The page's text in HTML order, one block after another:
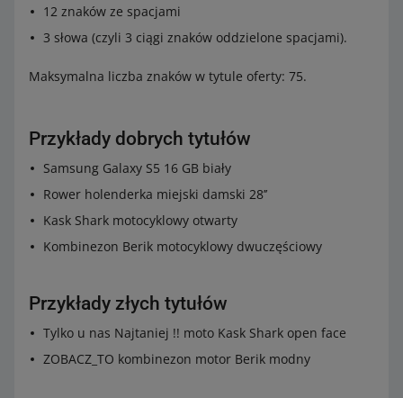
12 znaków ze spacjami
3 słowa (czyli 3 ciągi znaków oddzielone spacjami).
Maksymalna liczba znaków w tytule oferty: 75.
Przykłady dobrych tytułów
Samsung Galaxy S5 16 GB biały
Rower holenderka miejski damski 28’’
Kask Shark motocyklowy otwarty
Kombinezon Berik motocyklowy dwuczęściowy
Przykłady złych tytułów
Tylko u nas Najtaniej !! moto Kask Shark open face
ZOBACZ_TO kombinezon motor Berik modny